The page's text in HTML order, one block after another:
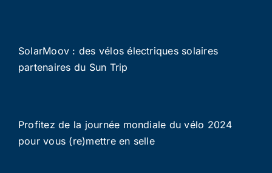
SolarMoov : des vélos électriques solaires
partenaires du Sun Trip
Profitez de la journée mondiale du vélo 2024
pour vous (re)mettre en selle